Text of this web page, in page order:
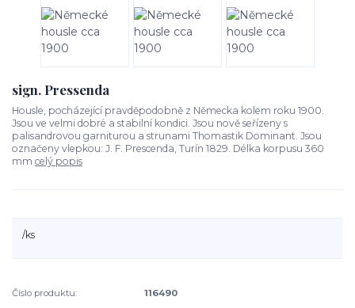
sign. Pressenda
Housle, pocházející pravděpodobně z Německa kolem roku 1900.
Jsou ve velmi dobré a stabilní kondici. Jsou nově seřízeny s
palisandrovou garniturou a strunami Thomastik Dominant. Jsou
označeny vlepkou: J. F. Prescenda, Turín 1829. Délka korpusu 360
mm celý popis
/ks
Číslo produktu: 116490